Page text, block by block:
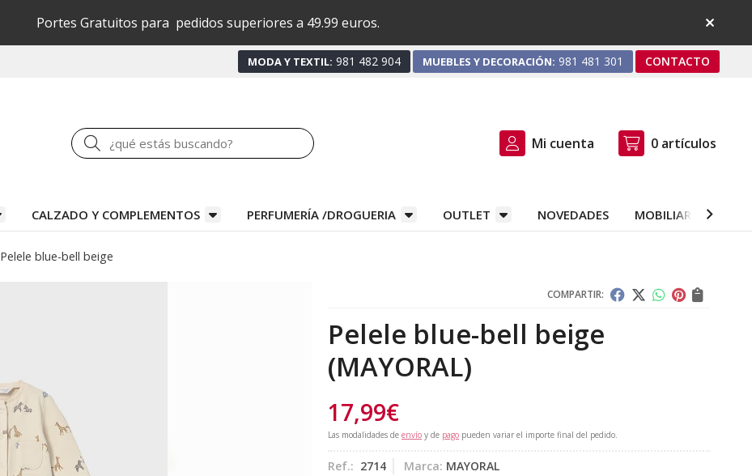
Portes Gratuitos para pedidos superiores a 49.99 euros.
MODA Y TEXTIL: 981 482 904 MUEBLES Y DECORACIÓN: 981 481 301 CONTACTO
Buscar Mi cuenta 0 artículos
CALZADO Y COMPLEMENTOS PERFUMERÍA /DROGUERIA OUTLET NOVEDADES MOBILIARIO Y
Pelele blue-bell beige
COMPARTIR:
Pelele blue-bell beige
(MAYORAL)
17,99€
Las modalidades de envío y de pago pueden variar el importe final del pedido.
Ref.: 2714 Marca: MAYORAL